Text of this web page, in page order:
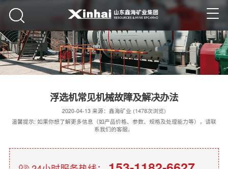
浮选机常见机械故障及解决办法
2020-04-13 来源：鑫海矿业 (1478次浏览)
温馨提示: 如果你想了解更多信息（如产品价格、参数、规格及处理能力等），请联
系我们的客服。